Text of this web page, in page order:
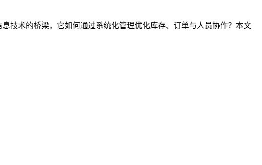
技术的桥梁，它如何通过系统化管理优化库存、订单与人员协作？本文